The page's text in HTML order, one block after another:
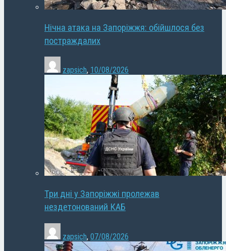
Нічна атака на Запоріжжя: обійшлося без
постраждалих
zapsich, 10/08/2026
Три дні у Запоріжжі пролежав
нездетонований КАБ
zapsich, 07/08/2026